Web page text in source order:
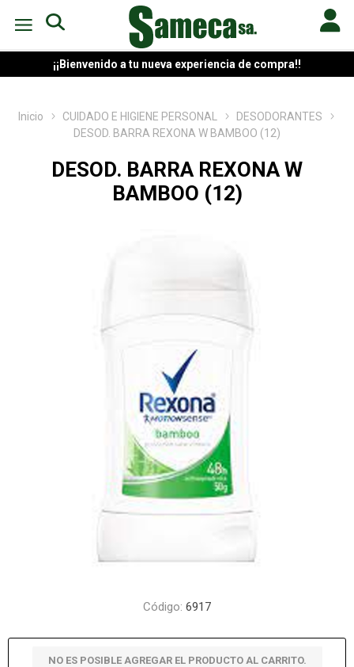
¡¡Bienvenido a tu nueva experiencia de compra!!
Inicio CUIDADO E HIGIENE PERSONAL
DESODORANTES
DESOD. BARRA REXONA W BAMBOO (12)
DESOD. BARRA REXONA W
BAMBOO (12)
Código: 6917
NO ES POSIBLE AGREGAR EL PRODUCTO AL CARRITO.